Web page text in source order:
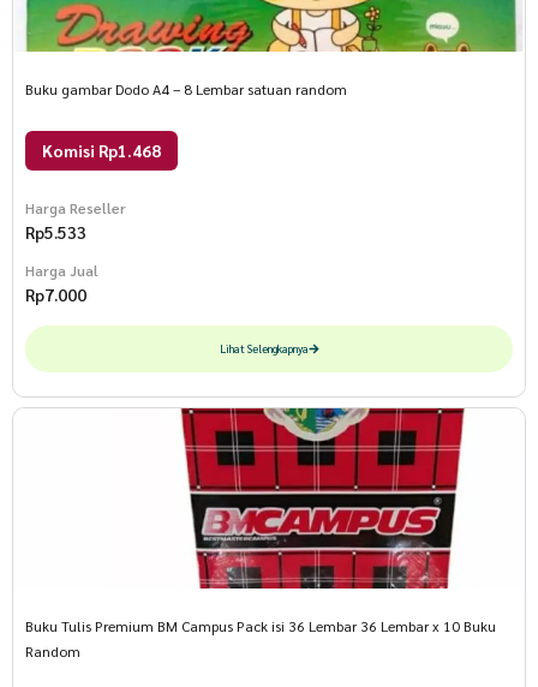
Buku gambar Dodo A4 – 8 Lembar satuan random
Komisi Rp1.468
Harga Reseller
Rp5.533
Harga Jual
Rp7.000
Lihat Selengkapnya
Buku Tulis Premium BM Campus Pack isi 36 Lembar 36 Lembar x 10 Buku
Random